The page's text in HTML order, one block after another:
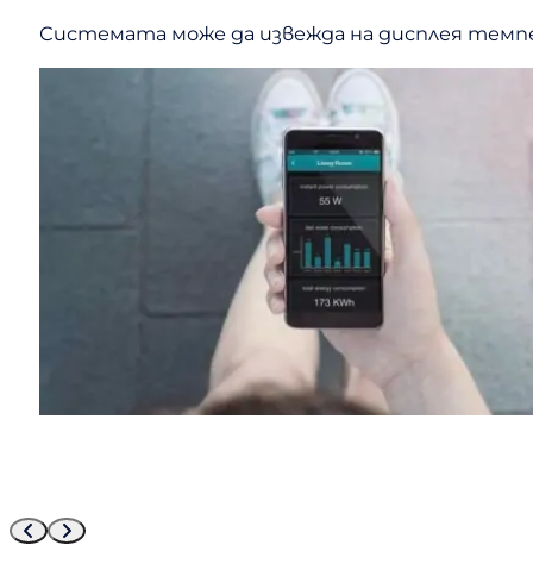
Системата може да извежда на дисплея